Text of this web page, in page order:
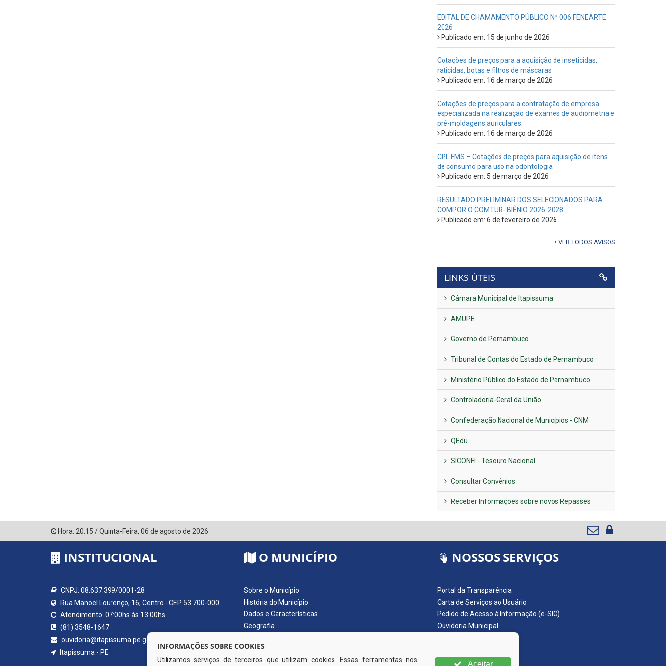
EDITAL DE CHAMAMENTO PÚBLICO Nº 006 FENEARTE
2026
Publicado em: 15 de junho de 2026
Cotações de preços para a aquisição de inseticidas,
raticidas, botas e filtros de máscaras
Publicado em: 16 de março de 2026
Cotações de preços para a contratação de empresa
especializada na realização de exames de audiometria e
pré-moldagens auriculares.
Publicado em: 16 de março de 2026
CPL FMS – Cotações de preços para aquisição de itens
de consumo para uso na odontologia
Publicado em: 5 de março de 2026
RESULTADO PRELIMINAR DOS SELECIONADOS PARA
COMPOR O COMTUR- BIÊNIO 2026-2028
Publicado em: 6 de fevereiro de 2026
VER TODOS AVISOS
LINKS ÚTEIS
Câmara Municipal de Itapissuma
AMUPE
Governo de Pernambuco
Tribunal de Contas do Estado de Pernambuco
Ministério Público do Estado de Pernambuco
Controladoria-Geral da União
Confederação Nacional de Municípios - CNM
QEdu
SICONFI - Tesouro Nacional
Consultar Convênios
Receber Informações sobre novos Repasses
Hora: 20:15 /Quinta-Feira, 06 de agosto de 2026
INSTITUCIONAL
CNPJ: 08.637.399/0001-28
Rua Manoel Lourenço, 16, Centro - CEP 53.700-000
Atendimento: 07:00hs às 13:00hs
(81) 3548-1647
ouvidoria@itapissuma.pe.gov.br
Itapissuma - PE
O MUNICÍPIO
Sobre o Município
História do Município
Dados e Características
Geografia
Símbolos do Município
Hino do Município
NOSSOS SERVIÇOS
Portal da Transparência
Carta de Serviços ao Usuário
Pedido de Acesso à Informação (e-SIC)
Ouvidoria Municipal
Nota Fiscal Eletrônica
INFORMAÇÕES SOBRE COOKIES
Utilizamos serviços de terceiros que utilizam cookies. Essas ferramentas nos
Aceitar